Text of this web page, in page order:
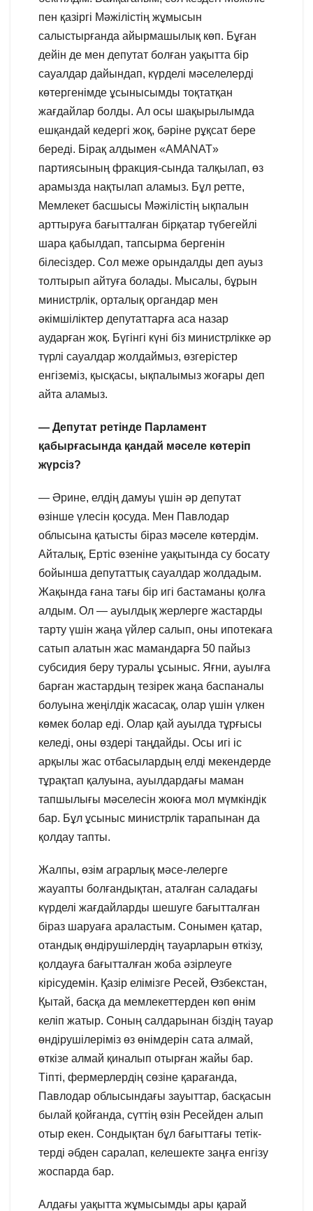
пен қазіргі Мәжілістің жұмысын
салыстырғанда айырмашылық көп. Бұған
дейін де мен депутат болған уақытта бір
сауалдар дайындап, күрделі мәселелерді
көтергенімде ұсынысымды тоқтатқан
жағдайлар болды. Ал осы шақырылымда
ешқандай кедергі жоқ, бәріне рұқсат бере
береді. Бірақ алдымен «AMANAT»
партиясының фракция-сында талқылап, өз
арамызда нақтылап аламыз. Бұл ретте,
Мемлекет басшысы Мәжілістің ықпалын
арттыруға бағытталған бірқатар түбегейлі
шара қабылдап, тапсырма бергенін
білесіздер. Сол меже орындалды деп ауыз
толтырып айтуға болады. Мысалы, бұрын
министрлік, орталық органдар мен
әкімшіліктер депутаттарға аса назар
аударған жоқ. Бүгінгі күні біз министрлікке әр
түрлі сауалдар жолдаймыз, өзгерістер
енгіземіз, қысқасы, ықпалымыз жоғары деп
айта аламыз.
— Депутат ретінде Парламент
қабырғасында қандай мәселе көтеріп
жүрсіз?
— Әрине, елдің дамуы үшін әр депутат
өзінше үлесін қосуда. Мен Павлодар
облысына қатысты біраз мәселе көтердім.
Айталық, Ертіс өзеніне уақытында су босату
бойынша депутаттық сауалдар жолдадым.
Жақында ғана тағы бір игі бастаманы қолға
алдым. Ол — ауылдық жерлерге жастарды
тарту үшін жаңа үйлер салып, оны ипотекаға
сатып алатын жас мамандарға 50 пайыз
субсидия беру туралы ұсыныс. Яғни, ауылға
барған жастардың тезірек жаңа баспаналы
болуына жеңілдік жасасақ, олар үшін үлкен
көмек болар еді. Олар қай ауылда тұрғысы
келеді, оны өздері таңдайды. Осы игі іс
арқылы жас отбасылардың елді мекендерде
тұрақтап қалуына, ауылдардағы маман
тапшылығы мәселесін жоюға мол мүмкіндік
бар. Бұл ұсыныс министрлік тарапынан да
қолдау тапты.
Жалпы, өзім аграрлық мәсе-лелерге
жауапты болғандықтан, аталған саладағы
күрделі жағдайларды шешуге бағытталған
біраз шаруаға араластым. Сонымен қатар,
отандық өндірушілердің тауарларын өткізу,
қолдауға бағытталған жоба әзірлеуге
кірісудемін. Қазір елімізге Ресей, Өзбекстан,
Қытай, басқа да мемлекеттерден көп өнім
келіп жатыр. Соның салдарынан біздің тауар
өндірушілеріміз өз өнімдерін сата алмай,
өткізе алмай қиналып отырған жайы бар.
Тіпті, фермерлердің сөзіне қарағанда,
Павлодар облысындағы зауыттар, басқасын
былай қойғанда, сүттің өзін Ресейден алып
отыр екен. Сондықтан бұл бағыттағы тетік-
терді әбден саралап, келешекте заңға енгізу
жоспарда бар.
Алдағы уақытта жұмысымды ары қарай